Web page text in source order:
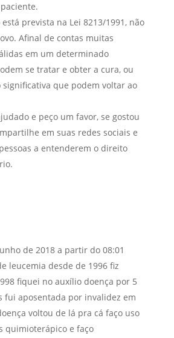
está prevista na Lei 8213/1991, não
Afinal de contas muitas
em um determinado
se tratar e obter a cura, ou
significativa que podem voltar ao
e peço um favor, se gostou
em suas redes sociais e
a entenderem o direito
de 2018 a partir do 08:01
leucemia desde de 1996 fiz
fiquei no auxílio doença por 5
fui aposentada por invalidez em
voltou de lá pra cá faço uso
quimioterápico e faço